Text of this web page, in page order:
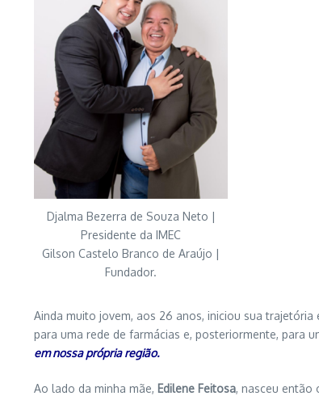
Djalma Bezerra de Souza Neto |
Presidente da IMEC
Gilson Castelo Branco de Araújo |
Fundador.
Ainda muito jovem, aos 26 anos, iniciou sua
para uma rede de farmácias e, posteriormente, para
em nossa própria região.
Ao lado da minha mãe, Edilene Feitosa, nasceu então